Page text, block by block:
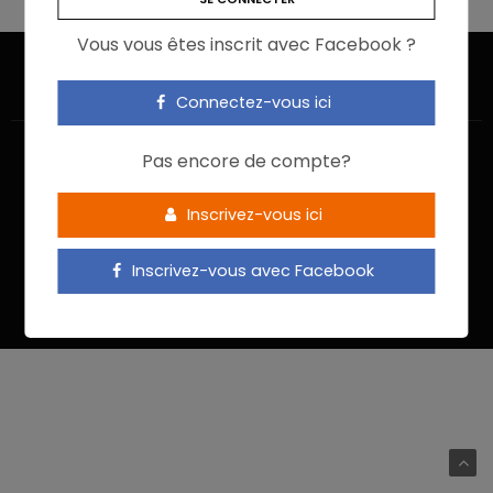
Vous vous êtes inscrit avec Facebook ?
Connectez-vous ici
Pas encore de compte?
Inscrivez-vous ici
Inscrivez-vous avec Facebook
ACCUEIL JE M’INSCRIS
NOUS CONTACTER
MENTIONS LÉGALES
POLITIQUE DE CONFIDENTIALITÉ
Food In Action © 2022